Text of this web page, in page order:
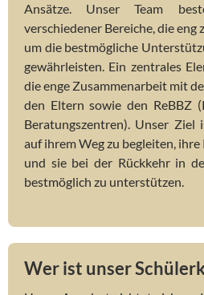
Ansätze. Unser Team
verschiedener Bereiche, die eng
um die bestmögliche
gewährleisten. Ein zentrales
die enge Zusammenarbeit mit
den Eltern sowie den ReBBZ
Beratungszentren). Unser Ziel
auf ihrem Weg zu begleiten, ihre
und sie bei der Rückkehr in
bestmöglich zu unterstützen.
Wer ist unser